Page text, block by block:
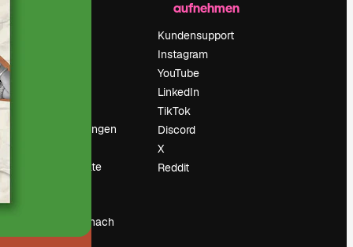
Veranstaltungen
Deine Inhalte
Suchst du nach
magnific.ai
aufnehmen
Kundensupport
Instagram
YouTube
LinkedIn
TikTok
Discord
X
Reddit